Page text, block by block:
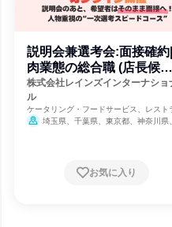
説明会兼選考会:面接確約
肉業態の総合職 (店長候
補)RI
株式会社レインズインターナショ
ル
ケータリング・フードサービス、レスト
ン・カフェ、飲食
埼玉県、千葉県、東京都、神奈川県
お気に入り